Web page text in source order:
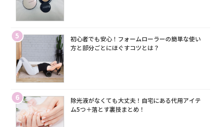
5
初心者でも安心！フォームローラーの簡単な使い
方と部分ごとにほぐすコツとは？
6
除光液がなくても大丈夫！自宅にある代用アイテ
ム5つ＋落とす裏技まとめ！